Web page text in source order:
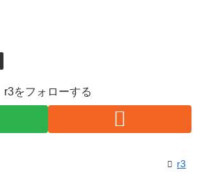
r3をフォローする
r3